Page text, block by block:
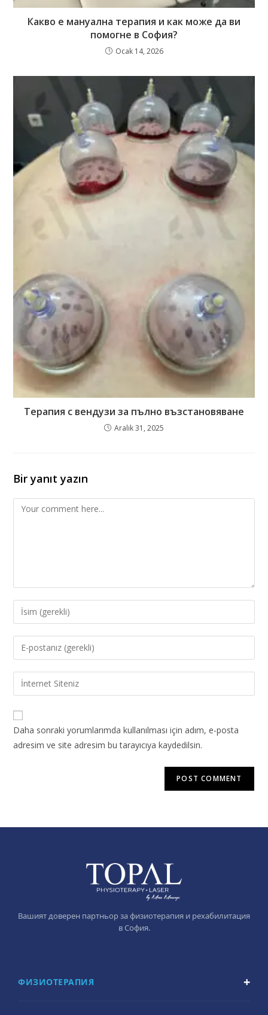
Какво е мануална терапия и как може да ви
помогне в София?
Ocak 14, 2026
Терапия с вендузи за пълно възстановяване
Aralık 31, 2025
Bir yanıt yazın
Daha sonraki yorumlarımda kullanılması için adım, e-posta
adresim ve site adresim bu tarayıcıya kaydedilsin.
Вашият доверен партньор за физиотерапия и рехабилитация
в София.
ФИЗИОТЕРАПИЯ